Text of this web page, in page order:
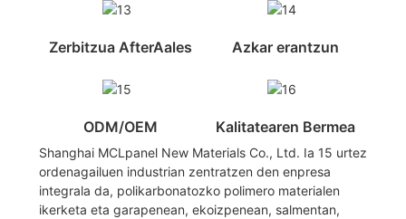
Zerbitzua AfterAales Azkar erantzun
ODM/OEM Kalitatearen Bermea
Shanghai MCLpanel New Materials Co., Ltd. Ia 15 urtez
ordenagailuen industrian zentratzen den enpresa
integrala da, polikarbonatozko polimero materialen
ikerketa eta garapenean, ekoizpenean, salmentan,